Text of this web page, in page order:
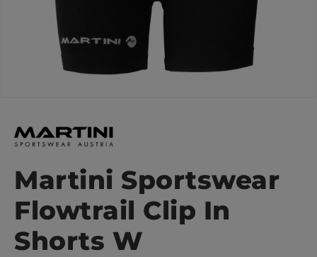
Martini Sportswear
Flowtrail Clip In
Shorts W